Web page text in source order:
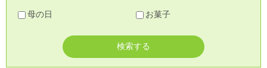
母の日 お菓子